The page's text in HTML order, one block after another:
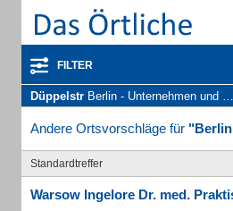
FILTER
Düppelstr Berlin - Unternehmen und Personen
Andere Ortsvorschläge für
Standardtreffer
Warsow Ingelore Dr. med.